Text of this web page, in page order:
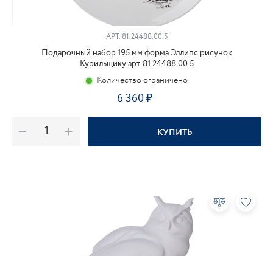
АРТ. 81.24488.00.5
Подарочный набор 195 мм форма Эллипс рисунок
Курильщику арт. 81.24488.00.5
Количество ограничено
6 360
КУПИТЬ